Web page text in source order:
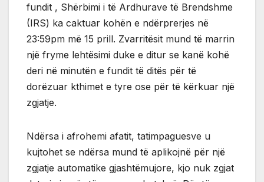
fundit , Shërbimi i të Ardhurave të Brendshme
(IRS) ka caktuar kohën e ndërprerjes në
23:59pm më 15 prill. Zvarritësit mund të marrin
një fryme lehtësimi duke e ditur se kanë kohë
deri në minutën e fundit të ditës për të
dorëzuar kthimet e tyre ose për të kërkuar një
zgjatje.
Ndërsa i afrohemi afatit, tatimpaguesve u
kujtohet se ndërsa mund të aplikojnë për një
zgjatje automatike gjashtëmujore, kjo nuk zgjat